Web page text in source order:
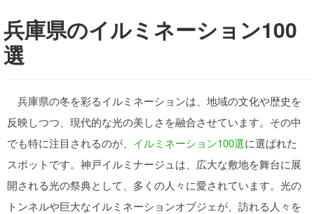
兵庫県のイルミネーション100
選
兵庫県の冬を彩るイルミネーションは、地域の文化や歴史を
反映しつつ、現代的な光の美しさを融合させています。その中
でも特に注目されるのが、 イルミネーション100選に選ばれた
スポットです。神戸イルミナージュは、広大な敷地を舞台に展
開される光の祭典として、多くの人々に愛されています。光の
トンネルや巨大なイルミネーションオブジェが、訪れる人々を